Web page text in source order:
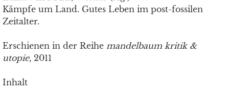
Kämpfe um Land. Gutes Leben im post-fossilen
Zeitalter.
Erschienen in der Reihe mandelbaum kritik &
utopie, 2011
Inhalt